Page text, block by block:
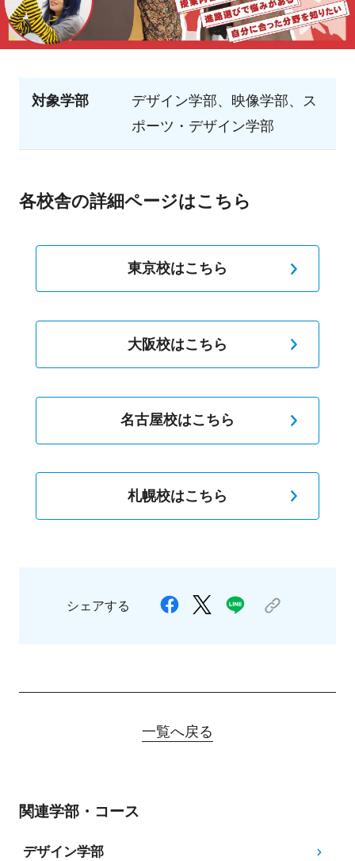
対象学部
デザイン学部、映像学部、ス
ポーツ・デザイン学部
各校舎の詳細ページはこちら
東京校はこちら
大阪校はこちら
名古屋校はこちら
札幌校はこちら
シェアする
一覧へ戻る
関連学部・コース
デザイン学部